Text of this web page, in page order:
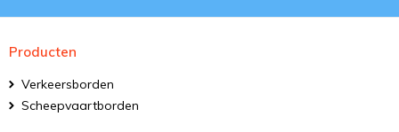
Producten
Verkeersborden
Scheepvaartborden